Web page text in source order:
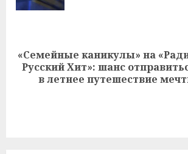
Следующая
запись:
«Семейные каникулы» на
Русский Хит»: шанс
в летнее путешествие